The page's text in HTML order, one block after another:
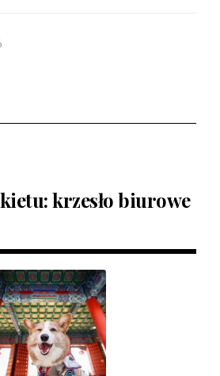
krzesło biurowe